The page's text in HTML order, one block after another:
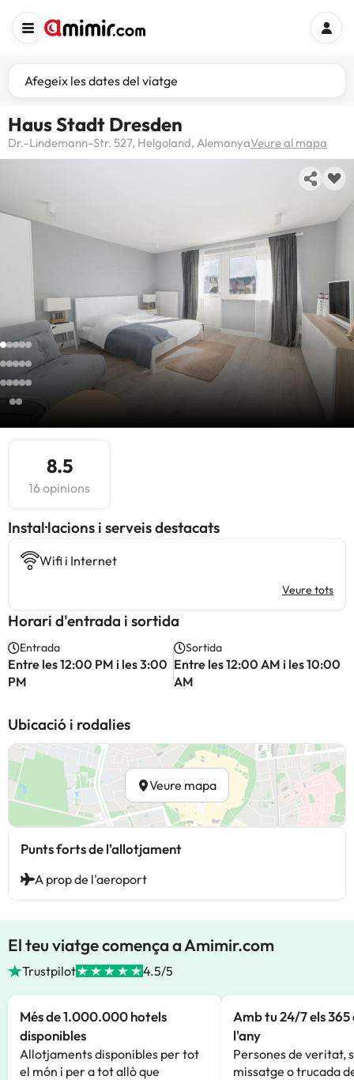
Afegeix les dates del viatge
Haus Stadt Dresden
Dr.-Lindemann-Str. 527, Helgoland, AlemanyaVeure al mapa
8.5
16 opinions
Instal·lacions i serveis destacats
Wifi i Internet
Veure tots
Horari d'entrada i sortida
Entrada
Entre les 12:00 PM i les 3:00
PM
Sortida
Entre les 12:00 AM i les 10:00
AM
Ubicació i rodalies
Veure mapa
Punts forts de l'allotjament
A prop de l'aeroport
El teu viatge comença a Amimir.com
Trustpilot 4.5/5
Més de 1.000.000 hotels
disponibles
Allotjaments disponibles per tot
el món i per a tot allò que
Amb tu 24/7 els 365
l'any
Persones de veritat,
missatge o trucada